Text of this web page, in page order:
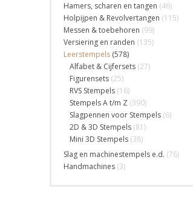
Hamers, scharen en tangen (46)
Holpijpen & Revolvertangen (115)
Messen & toebehoren (99)
Versiering en randen (135)
Leerstempels (578)
Alfabet & Cijfersets (27)
Figurensets (25)
RVS Stempels (16)
Stempels A t/m Z (390)
Slagpennen voor Stempels (6)
2D & 3D Stempels (81)
Mini 3D Stempels (38)
Slag en machinestempels e.d. (76)
Handmachines (3)